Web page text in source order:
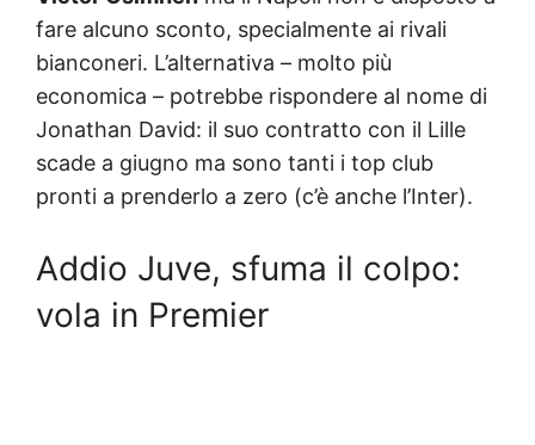
fare alcuno sconto, specialmente ai rivali
bianconeri. L’alternativa – molto più
economica – potrebbe rispondere al nome di
Jonathan David: il suo contratto con il Lille
scade a giugno ma sono tanti i top club
pronti a prenderlo a zero (c’è anche l’Inter).
Addio Juve, sfuma il colpo:
vola in Premier